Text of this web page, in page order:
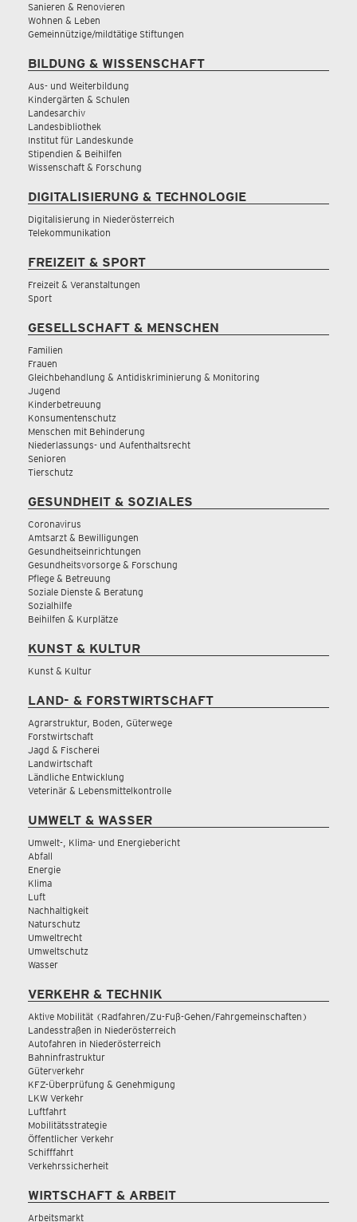
Sanieren & Renovieren
Wohnen & Leben
Gemeinnützige/mildtätige Stiftungen
BILDUNG & WISSENSCHAFT
Aus- und Weiterbildung
Kindergärten & Schulen
Landesarchiv
Landesbibliothek
Institut für Landeskunde
Stipendien & Beihilfen
Wissenschaft & Forschung
DIGITALISIERUNG & TECHNOLOGIE
Digitalisierung in Niederösterreich
Telekommunikation
FREIZEIT & SPORT
Freizeit & Veranstaltungen
Sport
GESELLSCHAFT & MENSCHEN
Familien
Frauen
Gleichbehandlung & Antidiskriminierung & Monitoring
Jugend
Kinderbetreuung
Konsumentenschutz
Menschen mit Behinderung
Niederlassungs- und Aufenthaltsrecht
Senioren
Tierschutz
GESUNDHEIT & SOZIALES
Coronavirus
Amtsarzt & Bewilligungen
Gesundheitseinrichtungen
Gesundheitsvorsorge & Forschung
Pflege & Betreuung
Soziale Dienste & Beratung
Sozialhilfe
Beihilfen & Kurplätze
KUNST & KULTUR
Kunst & Kultur
LAND- & FORSTWIRTSCHAFT
Agrarstruktur, Boden, Güterwege
Forstwirtschaft
Jagd & Fischerei
Landwirtschaft
Ländliche Entwicklung
Veterinär & Lebensmittelkontrolle
UMWELT & WASSER
Umwelt-, Klima- und Energiebericht
Abfall
Energie
Klima
Luft
Nachhaltigkeit
Naturschutz
Umweltrecht
Umweltschutz
Wasser
VERKEHR & TECHNIK
Aktive Mobilität (Radfahren/Zu-Fuß-Gehen/Fahrgemeinschaften)
Landesstraßen in Niederösterreich
Autofahren in Niederösterreich
Bahninfrastruktur
Güterverkehr
KFZ-Überprüfung & Genehmigung
LKW Verkehr
Luftfahrt
Mobilitätsstrategie
Öffentlicher Verkehr
Schifffahrt
Verkehrssicherheit
WIRTSCHAFT & ARBEIT
Arbeitsmarkt